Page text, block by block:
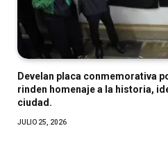
Develan placa conmemorativa
rinden homenaje a la historia,
ciudad.
JULIO 25, 2026